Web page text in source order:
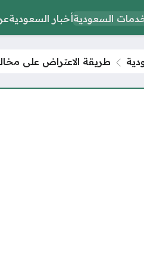
السعوديةأخبار السعودية
طريقة الاعتراض على